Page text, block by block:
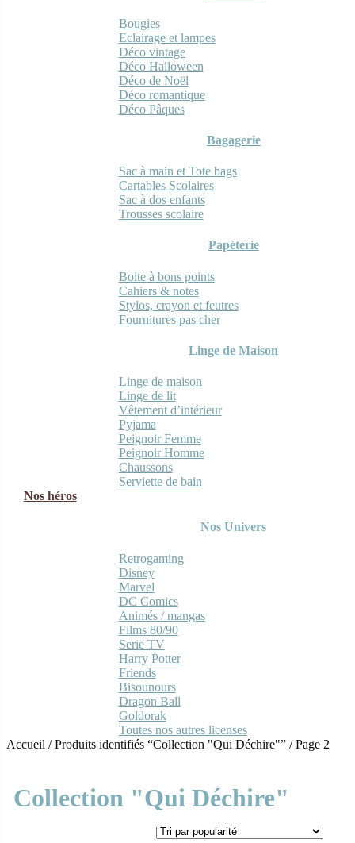
Bougies
Eclairage et lampes
Déco vintage
Déco Halloween
Déco de Noël
Déco romantique
Déco Pâques
Bagagerie
Sac à main et Tote bags
Cartables Scolaires
Sac à dos enfants
Trousses scolaire
Papèterie
Boite à bons points
Cahiers & notes
Stylos, crayon et feutres
Fournitures pas cher
Linge de Maison
Linge de maison
Linge de lit
Vêtement d’intérieur
Pyjama
Peignoir Femme
Peignoir Homme
Chaussons
Serviette de bain
Nos héros
Nos Univers
Retrogaming
Disney
Marvel
DC Comics
Animés / mangas
Films 80/90
Serie TV
Harry Potter
Friends
Bisounours
Dragon Ball
Goldorak
Toutes nos autres licenses
Accueil /Produits identifiés “Collection "Qui Déchire"” /Page 2
Collection "Qui Déchire"